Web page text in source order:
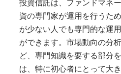
投資信託は、ファンドマネ
資の専門家が運用を行うた
が少ない人でも専門的な運
ができます。市場動向の分
ど、専門知識を要する部分
は、特に初心者にとって大